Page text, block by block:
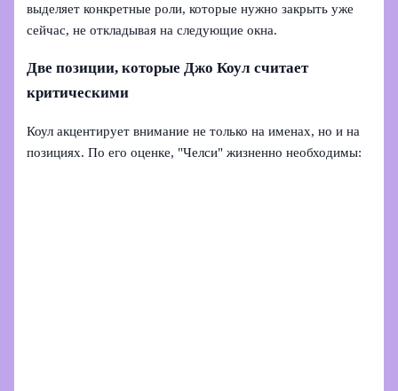
выделяет конкретные роли, которые нужно закрыть уже
сейчас, не откладывая на следующие окна.
Две позиции, которые Джо Коул считает
критическими
Коул акцентирует внимание не только на именах, но и на
позициях. По его оценке, "Челси" жизненно необходимы: